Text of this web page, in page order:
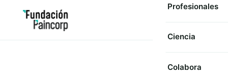
Profesionales
Ciencia
Colabora